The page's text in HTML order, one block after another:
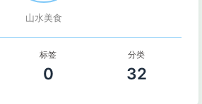
山水美食
标签
0
分类
32